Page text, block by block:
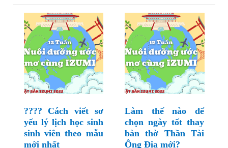
???? Cách viết sơ
yếu lý lịch học sinh
sinh viên theo mẫu
mới nhất
Làm thế nào để
chọn ngày tốt thay
bàn thờ Thần Tài
Ông Địa mới?